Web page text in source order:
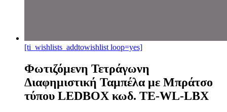
[ti_wishlists_addtowishlist loop=yes]
Φωτιζόμενη Τετράγωνη
Διαφημιστική Ταμπέλα με Μπράτσο
τύπου LEDBOX κωδ. TE-WL-LBX